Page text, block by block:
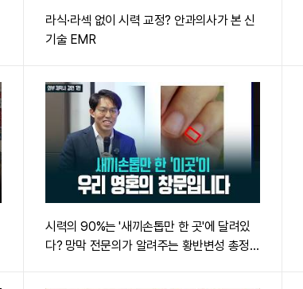
라식·라섹 없이 시력 교정? 안과의사가 본 신
기술 EMR
시력의 90%는 '새끼손톱만 한 곳'에 달려있
다? 망막 전문의가 알려주는 황반변성 총정